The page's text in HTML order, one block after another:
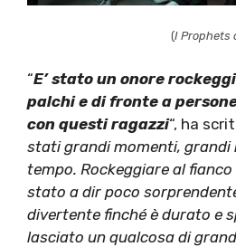
(I Prophets
“E’ stato un onore
palchi e di fronte a
con questi ragazzi“, ha
stati grandi momenti, grandi
tempo. Rockeggiare al fianco
stato a dir poco
divertente finché è durato e
lasciato un qualcosa di